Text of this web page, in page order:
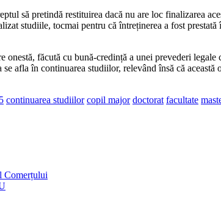
să pretindă restituirea dacă nu are loc finalizarea
studiile, tocmai pentru că întreținerea a fost prestată
făcută cu bună-credință a unei prevederi
afla în continuarea studiilor, relevând însă că
continuarea studiilor copil major doctorat facultate
Comerțului